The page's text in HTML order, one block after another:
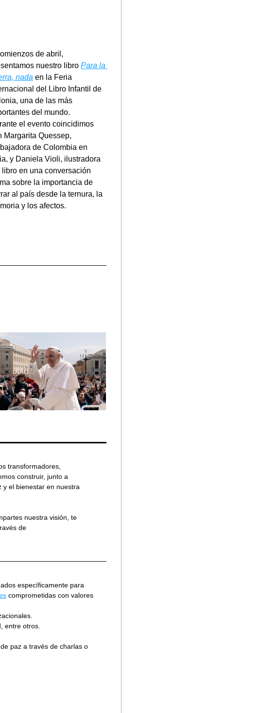
de abril,
nuestro libro Para la
nada en la Feria
del Libro Infantil de
una de las más
del mundo.
el evento coincidimos
Margarita Quessep,
de Colombia en
y Daniela Violi, ilustradora
libro en una conversación
sobre la importancia de
al país desde la ternura, la
y los afectos.
transformadores,
construir, junto a
y el bienestar en nuestra
nuestra visión, te
específicamente para
comprometidas con valores
entre otros.
paz a través de charlas o